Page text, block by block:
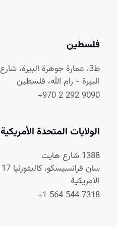
فلسطين
ط3، عمارة جوهرة البيرة، شارع نابلس
البيرة - رام الله، فلسطين
+970 2 292 9090
الولايات المتحدة الأمريكية
1388 شارع هايت
الأمريكية
+1 564 544 7318